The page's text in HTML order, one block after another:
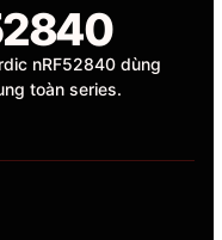
nRF52840 dùng
toàn series.